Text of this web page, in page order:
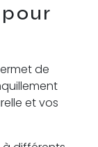
de
et vos